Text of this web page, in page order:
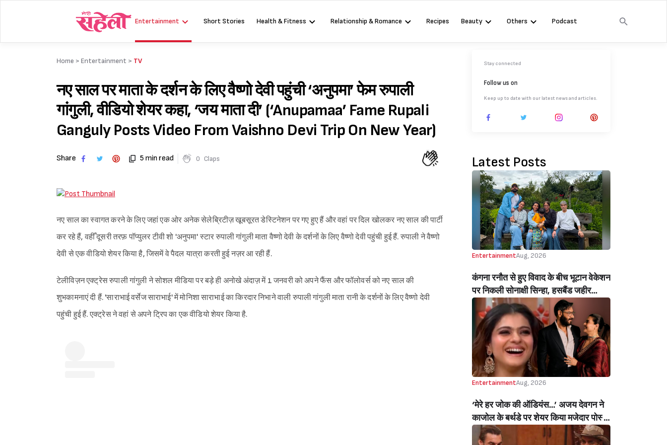
Entertainment Short Stories Health & Fitness Relationship & Romance Recipes Beauty Others Podcast
Home > Entertainment > TV
नए साल पर माता के दर्शन के लिए वैष्णो देवी पहुंची ‘अनुपमा’ फेम रुपाली
गांगुली, वीडियो शेयर कहा, ‘जय माता दी’ (‘Anupamaa’ Fame Rupali
Ganguly Posts Video From Vaishno Devi Trip On New Year)
Share 5 min read 0 Claps
नए साल का स्वागत करने के लिए जहां एक ओर अनेक सेलेब्रिटीज़ खूबसूरत डेस्टिनेशन पर गए हुए हैं और वहां पर दिल खोलकर नए साल की पार्टी
कर रहे हैं, वहीँ दूसरी तरफ़ पॉप्युलर टीवी शो 'अनुपमा' स्टार रुपाली गांगुली माता वैष्णो देवी के दर्शनों के लिए वैष्णो देवी पहुंची हुई हैं. रुपाली ने वैष्णो
देवी से एक वीडियो शेयर किया है, जिसमें वे पैदल यात्रा करती हुई नज़र आ रही हैं.
टेलीविज़न एक्ट्रेस रुपाली गांगुली ने सोशल मीडिया पर बड़े ही अनोखे अंदाज़ में 1 जनवरी को अपने फैंस और फॉलोवर्स को नए साल की
शुभकामनाएं दी हैं. 'साराभाई वर्सेज साराभाई' में मोनिशा साराभाई का किरदार निभाने वाली रुपाली गांगुली माता रानी के दर्शनों के लिए वैष्णो देवी
पहुंची हुई हैं. एक्ट्रेस ने वहां से अपने ट्रिप का एक वीडियो शेयर किया है.
Stay connected
Follow us on
Keep up to date with our latest news and articles.
Latest Posts
EntertainmentAug, 2026
कंगना रनौत से हुए विवाद के बीच भूटान वेकेशन
पर निकली सोनाक्षी सिन्हा, हसबैंड जहीर
इकबाल और इन लॉज संग क्वालिटी टाइम स्पेंड
करती हुई नज़र आईं एक्ट्रेस, वायरल हुईं
तस्वीरें और वीडियोज (Amid Clash With
Kangana Ranaut Sonakshi Sinha
Spends Quality Time With Husband
Zaheer Iqbal & In Laws In Bhutan)
EntertainmentAug, 2026
‘मेरे हर जोक की ऑडियंस…’ अजय देवगन ने
काजोल के बर्थडे पर शेयर किया मजेदार पोस्ट,
हंसती-ठहाका लगाती काजोल पर लुटाया प्यार